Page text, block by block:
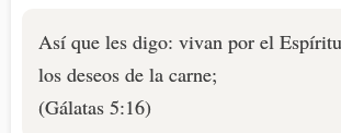
Así que les digo: vivan por el
los deseos de la carne;
(Gálatas 5:16)